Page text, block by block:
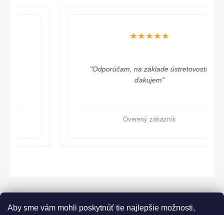
Aby sme vám mohli poskytnúť tie najlepšie možnosti,
★★★★★
"Odporúčam, na základe ústretovosti,
Overený zákazník